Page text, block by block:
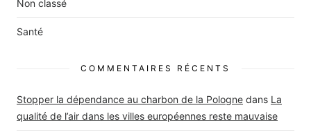
Non classé
Santé
COMMENTAIRES RÉCENTS
Stopper la dépendance au charbon de la Pologne dans La
qualité de l’air dans les villes européennes reste mauvaise